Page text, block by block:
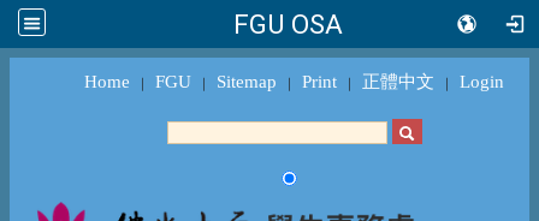
FGU OSA
Home ｜ FGU ｜ Sitemap ｜ Print ｜ 正體中文 ｜ Login